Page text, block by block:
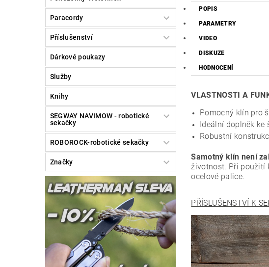
Paracordy
Příslušenství
Dárkové poukazy
Služby
Knihy
SEGWAY NAVIMOW - robotické
sekačky
ROBOROCK-robotické sekačky
Značky
POPIS
PARAMETRY
VIDEO
DISKUZE
HODNOCENÍ
VLASTNOSTI A
Pomocný klín pro
Ideální doplněk
Robustní
Samotný klín není
životnost. Při použití
ocelové palice.
PŘÍSLUŠENSTVÍ K